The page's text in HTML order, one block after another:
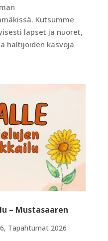
Kutsumme
lapset ja nuoret,
haltijoiden kasvoja
– Mustasaaren
, Tapahtumat 2026